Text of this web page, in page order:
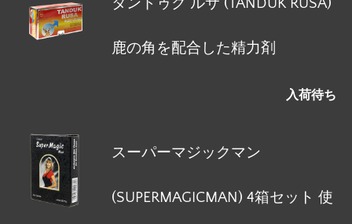
タンドゥク ルサ (TANDUK RUSA)
鹿の角を配合した精力剤
入荷待ち
スーパーマジックマン
(SUPERMAGICMAN) 4箱セット 使